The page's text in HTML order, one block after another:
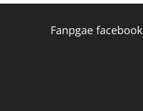
Fanpgae facebook